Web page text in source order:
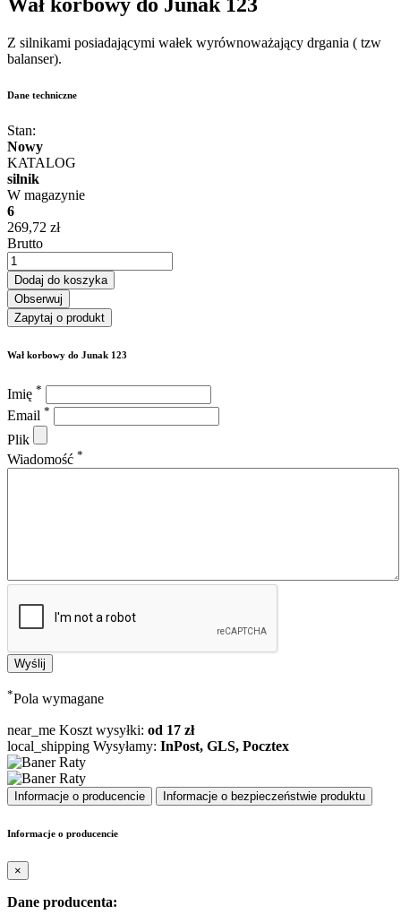
Z silnikami posiadającymi wałek wyrównoważający drgania ( tzw
balanser).
Dane techniczne
Stan:
Nowy
KATALOG
silnik
W magazynie
6
269,72 zł
Brutto
Dodaj do koszyka
Obserwuj
Zapytaj o produkt
Wał korbowy do Junak 123
Imię *
Email *
Plik
Wiadomość *
*Pola wymagane
near_me Koszt wysyłki: od 17 zł
local_shipping Wysyłamy: InPost, GLS, Pocztex
Informacje o producencie Informacje o bezpieczeństwie produktu
Informacje o producencie
×
Dane producenta: